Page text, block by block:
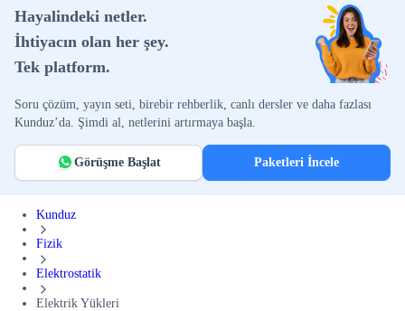
Hayalindeki netler.
İhtiyacın olan her şey.
Tek platform.
Soru çözüm, yayın seti, birebir rehberlik, canlı dersler ve daha fazlası
Kunduz’da. Şimdi al, netlerini artırmaya başla.
Görüşme Başlat Paketleri İncele
Kunduz
Fizik
Elektrostatik
Elektrik Yükleri